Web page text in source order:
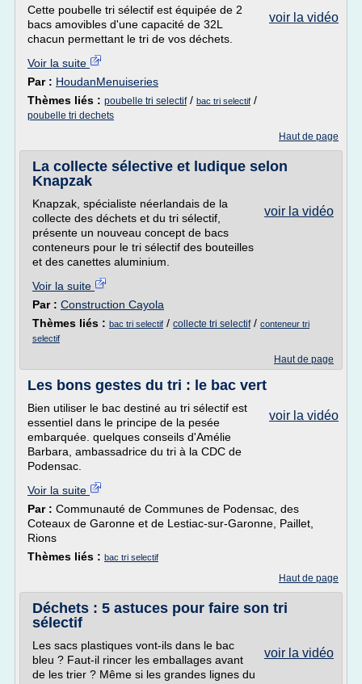
voir la vidéo
Cette poubelle tri sélectif est équipée de 2
bacs amovibles d'une capacité de 32L
chacun permettant le tri de vos déchets.
Voir la suite
Par : HoudanMenuiseries
Thèmes liés : poubelle tri selectif/ bac tri selectif /
poubelle tri dechets
Haut de page
La collecte sélective et ludique selon
Knapzak
voir la vidéo
Knapzak, spécialiste néerlandais de la
collecte des déchets et du tri sélectif,
présente un nouveau concept de bacs
conteneurs pour le tri sélectif des bouteilles
et des canettes aluminium.
Voir la suite
Par : Construction Cayola
Thèmes liés : bac tri selectif / collecte tri selectif/ conteneur tri
selectif
Haut de page
Les bons gestes du tri : le bac vert
voir la vidéo
Bien utiliser le bac destiné au tri sélectif est
essentiel dans le principe de la pesée
embarquée. quelques conseils d'Amélie
Barbara, ambassadrice du tri à la CDC de
Podensac.
Voir la suite
Par : Communauté de Communes de Podensac, des
Coteaux de Garonne et de Lestiac-sur-Garonne, Paillet,
Rions
Thèmes liés : bac tri selectif
Haut de page
Déchets : 5 astuces pour faire son tri
sélectif
voir la vidéo
Les sacs plastiques vont-ils dans le bac
bleu ? Faut-il rincer les emballages avant
de les trier ? Même si les grandes lignes du